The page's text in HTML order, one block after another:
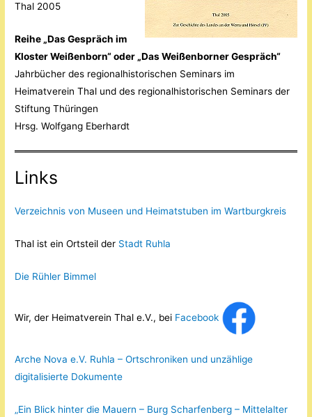
Thal 2005
Reihe „Das Gespräch im
Kloster Weißenborn“ oder „Das Weißenborner Gespräch“
Jahrbücher des regionalhistorischen Seminars im
Heimatverein Thal und des regionalhistorischen Seminars der
Stiftung Thüringen
Hrsg. Wolfgang Eberhardt
Links
Verzeichnis von Museen und Heimatstuben im Wartburgkreis
Thal ist ein Ortsteil der Stadt Ruhla
Die Rühler Bimmel
Wir, der Heimatverein Thal e.V., bei Facebook
Arche Nova e.V. Ruhla – Ortschroniken und unzählige
digitalisierte Dokumente
„Ein Blick hinter die Mauern – Burg Scharfenberg – Mittelalter